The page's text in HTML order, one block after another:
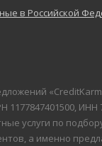
в Российской
ИНН
услуги по
а именно